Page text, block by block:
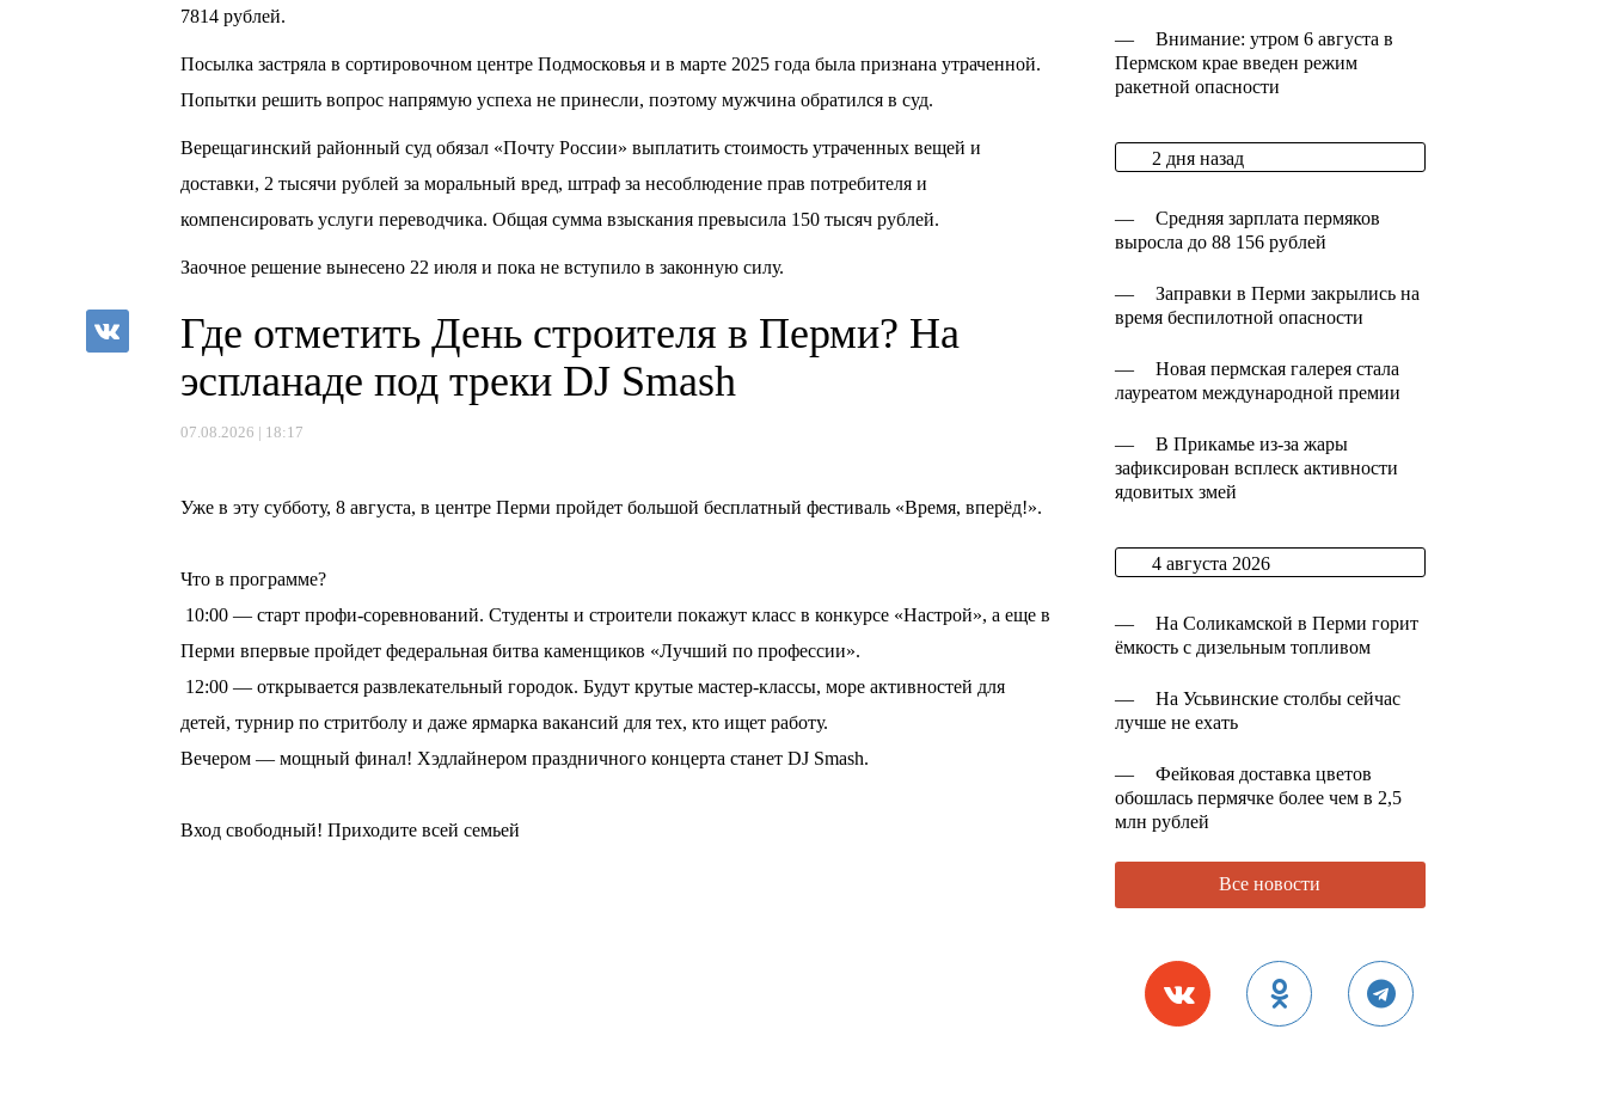
7814 рублей.
Посылка застряла в сортировочном центре Подмосковья и в марте 2025 года была признана утраченной.
Попытки решить вопрос напрямую успеха не принесли, поэтому мужчина обратился в суд.
Верещагинский районный суд обязал «Почту России» выплатить стоимость утраченных вещей и
доставки, 2 тысячи рублей за моральный вред, штраф за несоблюдение прав потребителя и
компенсировать услуги переводчика. Общая сумма взыскания превысила 150 тысяч рублей.
Заочное решение вынесено 22 июля и пока не вступило в законную силу.
Где отметить День строителя в Перми? На
эспланаде под треки DJ Smash
07.08.2026 | 18:17
Уже в эту субботу, 8 августа, в центре Перми пройдет большой бесплатный фестиваль «Время, вперёд!».
Что в программе?
10:00 — старт профи-соревнований. Студенты и строители покажут класс в конкурсе «Настрой», а еще в
Перми впервые пройдет федеральная битва каменщиков «Лучший по профессии».
12:00 — открывается развлекательный городок. Будут крутые мастер-классы, море активностей для
детей, турнир по стритболу и даже ярмарка вакансий для тех, кто ищет работу.
Вечером — мощный финал! Хэдлайнером праздничного концерта станет DJ Smash.
Вход свободный! Приходите всей семьей
—
Внимание: утром 6 августа в
Пермском крае введен режим
ракетной опасности
2 дня назад
—
Средняя зарплата пермяков
выросла до 88 156 рублей
—
Заправки в Перми закрылись на
время беспилотной опасности
—
Новая пермская галерея стала
лауреатом международной премии
—
В Прикамье из-за жары
зафиксирован всплеск активности
ядовитых змей
4 августа 2026
—
На Соликамской в Перми горит
ёмкость с дизельным топливом
—
На Усьвинские столбы сейчас
лучше не ехать
—
Фейковая доставка цветов
обошлась пермячке более чем в 2,5
млн рублей
Все новости